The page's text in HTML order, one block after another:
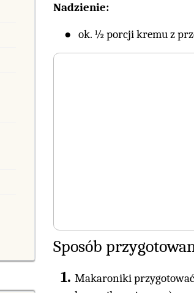
Nadzienie:
ok. ½ porcji kremu z
Sposób
Makaroniki